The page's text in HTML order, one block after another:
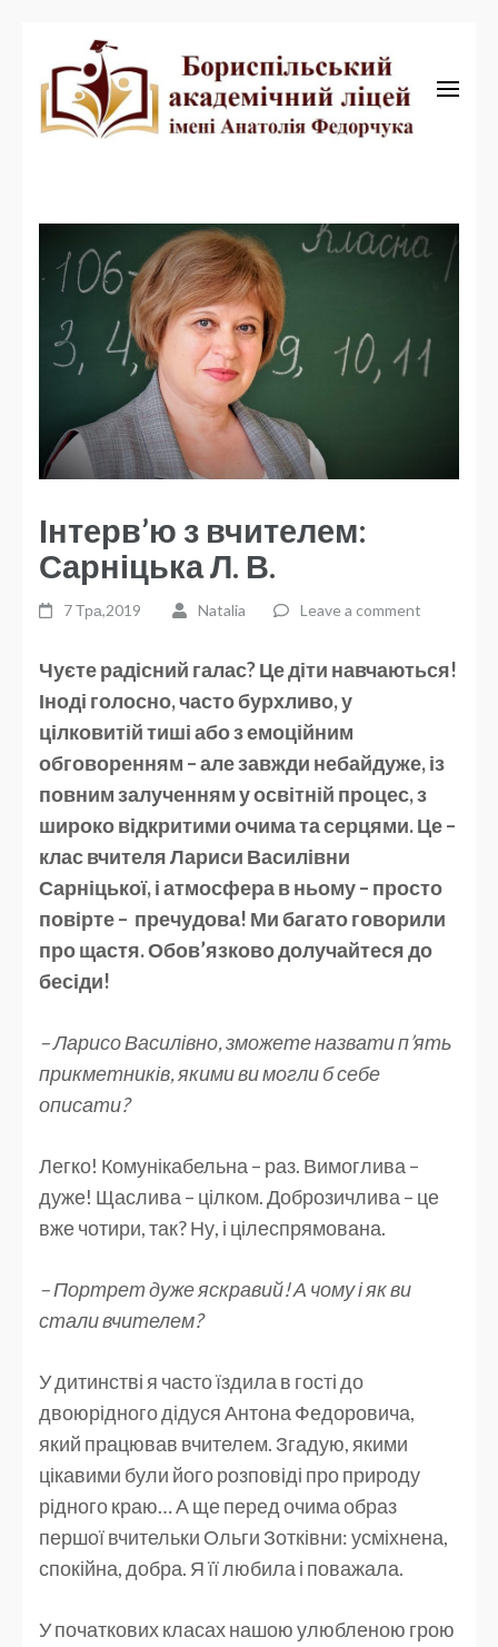
Інтерв’ю з вчителем:
Сарніцька Л. В.
7 Тра,2019 Natalia Leave a comment
Чуєте радісний галас? Це діти навчаються!
Іноді голосно, часто бурхливо, у
цілковитій тиші або з емоційним
обговоренням – але завжди небайдуже, із
повним залученням у освітній процес, з
широко відкритими очима та серцями. Це –
клас вчителя Лариси Василівни
Сарніцької, і атмосфера в ньому – просто
повірте – пречудова! Ми багато говорили
про щастя. Обов’язково долучайтеся до
бесіди!
– Ларисо Василівно, зможете назвати п’ять
прикметників, якими ви могли б себе
описати?
Легко! Комунікабельна – раз. Вимоглива –
дуже! Щаслива – цілком. Доброзичлива – це
вже чотири, так? Ну, і цілеспрямована.
– Портрет дуже яскравий! А чому і як ви
стали вчителем?
У дитинстві я часто їздила в гості до
двоюрідного дідуся Антона Федоровича,
який працював вчителем. Згадую, якими
цікавими були його розповіді про природу
рідного краю… А ще перед очима образ
першої вчительки Ольги Зотківни: усміхнена,
спокійна, добра. Я її любила і поважала.
У початкових класах нашою улюбленою грою